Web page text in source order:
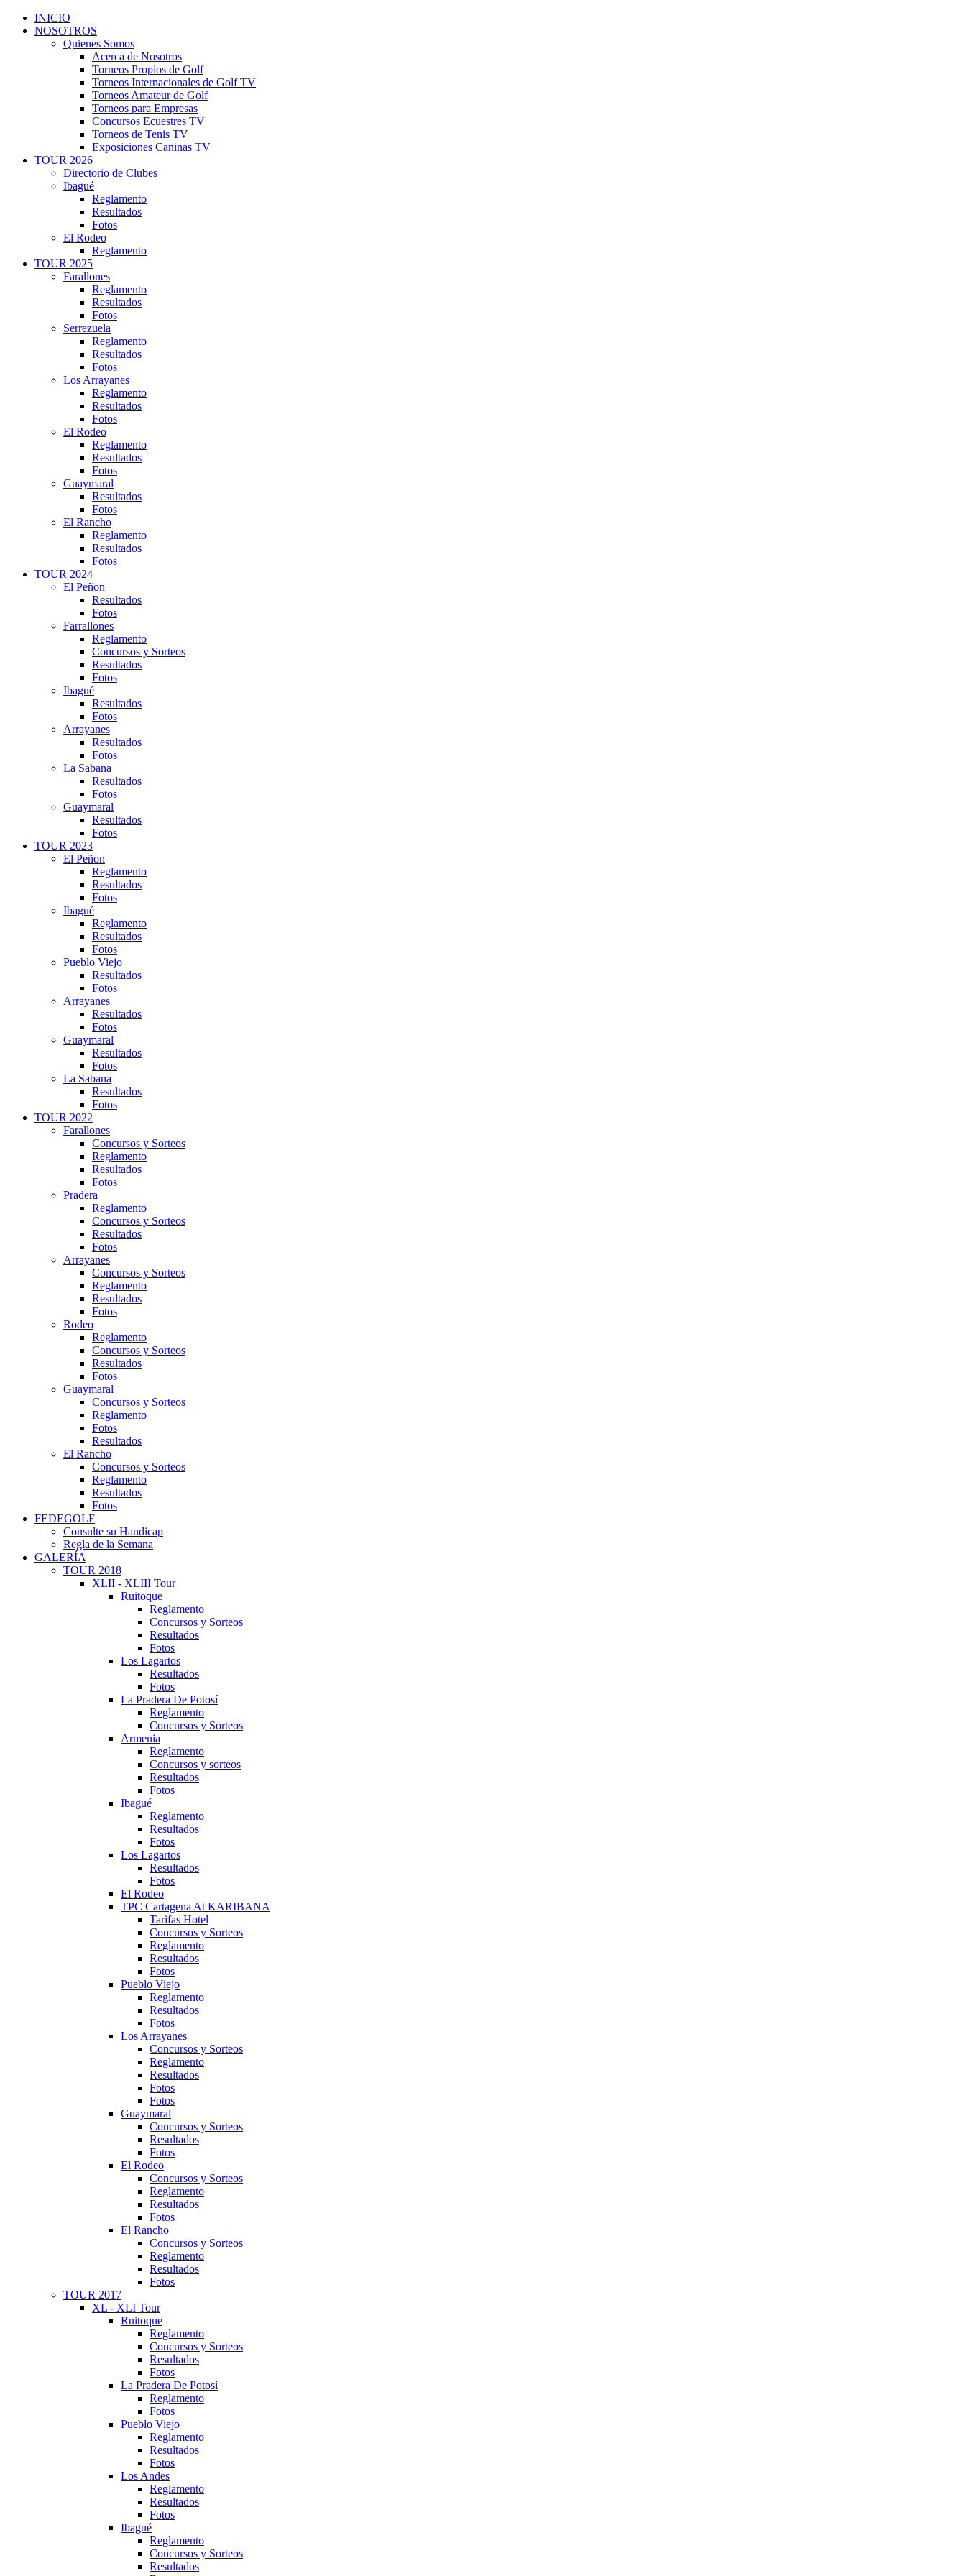
INICIO
NOSOTROS
Quienes Somos
Acerca de Nosotros
Torneos Propios de Golf
Torneos Internacionales de Golf TV
Torneos Amateur de Golf
Torneos para Empresas
Concursos Ecuestres TV
Torneos de Tenis TV
Exposiciones Caninas TV
TOUR 2026
Directorio de Clubes
Ibagué
Reglamento
Resultados
Fotos
El Rodeo
Reglamento
TOUR 2025
Farallones
Reglamento
Resultados
Fotos
Serrezuela
Reglamento
Resultados
Fotos
Los Arrayanes
Reglamento
Resultados
Fotos
El Rodeo
Reglamento
Resultados
Fotos
Guaymaral
Resultados
Fotos
El Rancho
Reglamento
Resultados
Fotos
TOUR 2024
El Peñon
Resultados
Fotos
Farrallones
Reglamento
Concursos y Sorteos
Resultados
Fotos
Ibagué
Resultados
Fotos
Arrayanes
Resultados
Fotos
La Sabana
Resultados
Fotos
Guaymaral
Resultados
Fotos
TOUR 2023
El Peñon
Reglamento
Resultados
Fotos
Ibagué
Reglamento
Resultados
Fotos
Pueblo Viejo
Resultados
Fotos
Arrayanes
Resultados
Fotos
Guaymaral
Resultados
Fotos
La Sabana
Resultados
Fotos
TOUR 2022
Farallones
Concursos y Sorteos
Reglamento
Resultados
Fotos
Pradera
Reglamento
Concursos y Sorteos
Resultados
Fotos
Arrayanes
Concursos y Sorteos
Reglamento
Resultados
Fotos
Rodeo
Reglamento
Concursos y Sorteos
Resultados
Fotos
Guaymaral
Concursos y Sorteos
Reglamento
Fotos
Resultados
El Rancho
Concursos y Sorteos
Reglamento
Resultados
Fotos
FEDEGOLF
Consulte su Handicap
Regla de la Semana
GALERÍA
TOUR 2018
XLII - XLIII Tour
Ruitoque
Reglamento
Concursos y Sorteos
Resultados
Fotos
Los Lagartos
Resultados
Fotos
La Pradera De Potosí
Reglamento
Concursos y Sorteos
Armenia
Reglamento
Concursos y sorteos
Resultados
Fotos
Ibagué
Reglamento
Resultados
Fotos
Los Lagartos
Resultados
Fotos
El Rodeo
TPC Cartagena At KARIBANA
Tarifas Hotel
Concursos y Sorteos
Reglamento
Resultados
Fotos
Pueblo Viejo
Reglamento
Resultados
Fotos
Los Arrayanes
Concursos y Sorteos
Reglamento
Resultados
Fotos
Fotos
Guaymaral
Concursos y Sorteos
Resultados
Fotos
El Rodeo
Concursos y Sorteos
Reglamento
Resultados
Fotos
El Rancho
Concursos y Sorteos
Reglamento
Resultados
Fotos
TOUR 2017
XL - XLI Tour
Ruitoque
Reglamento
Concursos y Sorteos
Resultados
Fotos
La Pradera De Potosí
Reglamento
Fotos
Pueblo Viejo
Reglamento
Resultados
Fotos
Los Andes
Reglamento
Resultados
Fotos
Ibagué
Reglamento
Concursos y Sorteos
Resultados